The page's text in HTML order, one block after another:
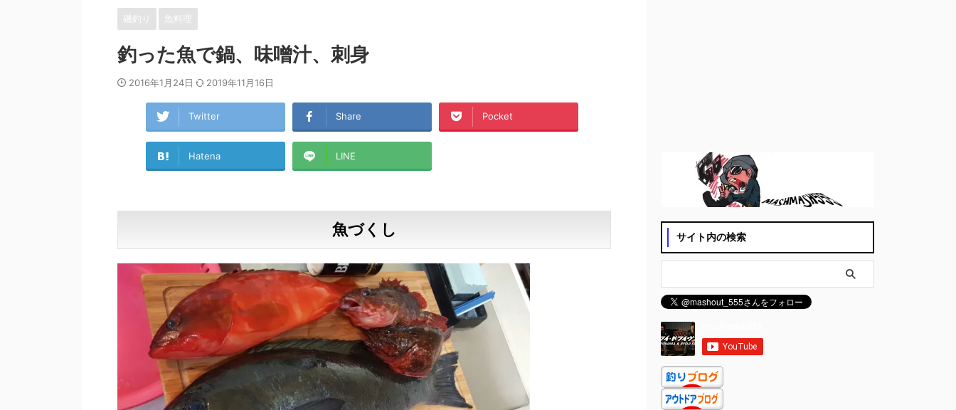
磯釣り 魚料理
釣った魚で鍋、味噌汁、刺身
2016年1月24日 2019年11月16日
Twitter Share Pocket
Hatena LINE
魚づくし サイト内の検索